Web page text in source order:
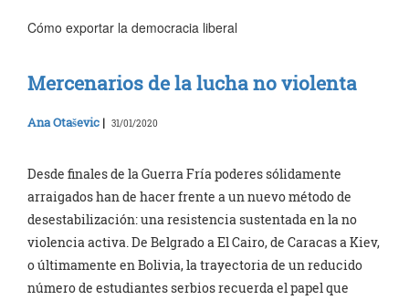
Cómo exportar la democracia liberal
Mercenarios de la lucha no violenta
Ana Otaševic | 31/01/2020
Desde finales de la Guerra Fría poderes sólidamente
arraigados han de hacer frente a un nuevo método de
desestabilización: una resistencia sustentada en la no
violencia activa. De Belgrado a El Cairo, de Caracas a Kiev,
o últimamente en Bolivia, la trayectoria de un reducido
número de estudiantes serbios recuerda el papel que